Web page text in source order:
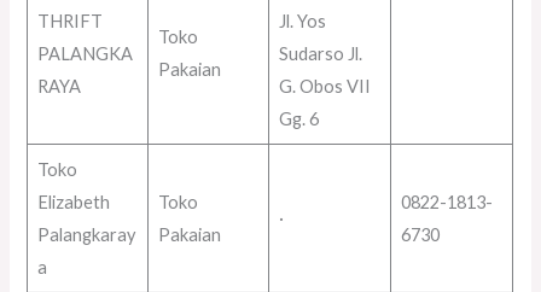
THRIFT
PALANGKA
RAYA
Toko
Pakaian
Jl. Yos
Sudarso Jl.
G. Obos VII
Gg. 6
Toko
Elizabeth
Palangkaray
a
Toko
Pakaian
·
0822-1813-
6730